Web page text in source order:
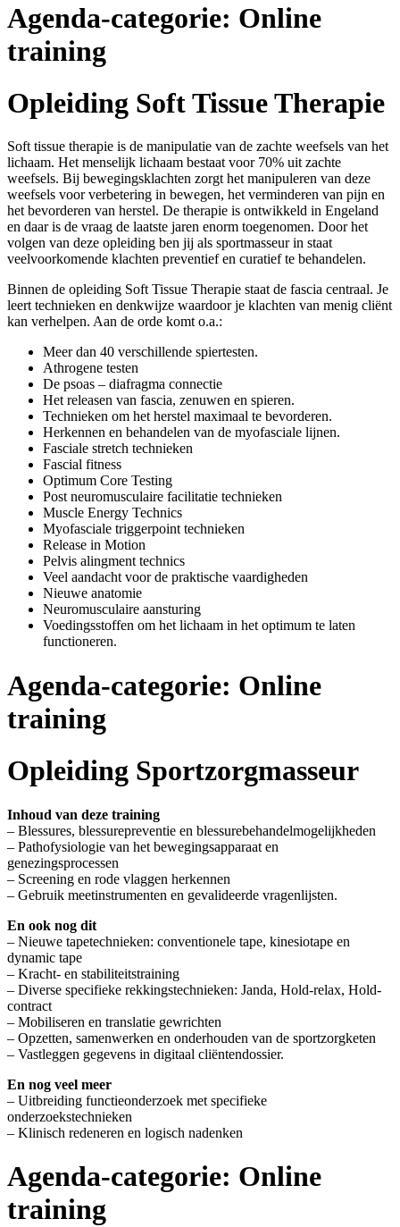
Agenda-categorie: Online
training
Opleiding Soft Tissue Therapie
Soft tissue therapie is de manipulatie van de zachte weefsels van het
lichaam. Het menselijk lichaam bestaat voor 70% uit zachte
weefsels. Bij bewegingsklachten zorgt het manipuleren van deze
weefsels voor verbetering in bewegen, het verminderen van pijn en
het bevorderen van herstel. De therapie is ontwikkeld in Engeland
en daar is de vraag de laatste jaren enorm toegenomen. Door het
volgen van deze opleiding ben jij als sportmasseur in staat
veelvoorkomende klachten preventief en curatief te behandelen.
Binnen de opleiding Soft Tissue Therapie staat de fascia centraal. Je
leert technieken en denkwijze waardoor je klachten van menig cliënt
kan verhelpen. Aan de orde komt o.a.:
Meer dan 40 verschillende spiertesten.
Athrogene testen
De psoas – diafragma connectie
Het releasen van fascia, zenuwen en spieren.
Technieken om het herstel maximaal te bevorderen.
Herkennen en behandelen van de myofasciale lijnen.
Fasciale stretch technieken
Fascial fitness
Optimum Core Testing
Post neuromusculaire facilitatie technieken
Muscle Energy Technics
Myofasciale triggerpoint technieken
Release in Motion
Pelvis alingment technics
Veel aandacht voor de praktische vaardigheden
Nieuwe anatomie
Neuromusculaire aansturing
Voedingsstoffen om het lichaam in het optimum te laten
functioneren.
Agenda-categorie: Online
training
Opleiding Sportzorgmasseur
Inhoud van deze training
– Blessures, blessurepreventie en blessurebehandelmogelijkheden
– Pathofysiologie van het bewegingsapparaat en
genezingsprocessen
– Screening en rode vlaggen herkennen
– Gebruik meetinstrumenten en gevalideerde vragenlijsten.
En ook nog dit
– Nieuwe tapetechnieken: conventionele tape, kinesiotape en
dynamic tape
– Kracht- en stabiliteitstraining
– Diverse specifieke rekkingstechnieken: Janda, Hold-relax, Hold-
contract
– Mobiliseren en translatie gewrichten
– Opzetten, samenwerken en onderhouden van de sportzorgketen
– Vastleggen gegevens in digitaal cliëntendossier.
En nog veel meer
– Uitbreiding functieonderzoek met specifieke
onderzoekstechnieken
– Klinisch redeneren en logisch nadenken
Agenda-categorie: Online
training